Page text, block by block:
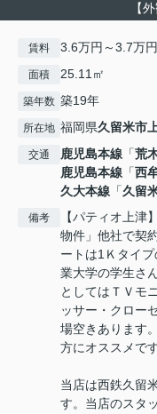
【
賃料 3.6万円～3.7万
面積 25.11㎡
築年数 築19年
所在地 福岡県久留米市
交通 鹿児島本線 「荒
鹿児島本線 「西
久大本線 「久留
備考
【パティオ上津
物件」他社で契
ートは1Ｋタイ
業大学の学生さ
としてはＴＶモ
ッサー・クロー
場空きあります
方にオススメです
当店は西鉄久留
す。当店のスタ